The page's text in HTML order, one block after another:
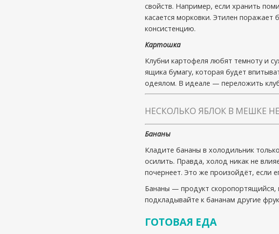
свойств. Например, если хранить
касается морковки. Этилен
консистенцию.
Картошка
Клубни картофеля любят темноту и
ящика бумагу, которая будет
одеялом. В идеале — переложить
НЕСКОЛЬКО ЯБЛОК В МЕШКЕ
Бананы
Кладите бананы в холодильник
осилить. Правда, холод никак не
почернеет. Это же произойдёт, если
Бананы — продукт скоропортящийся,
подкладывайте к бананам другие
ГОТОВАЯ ЕДА